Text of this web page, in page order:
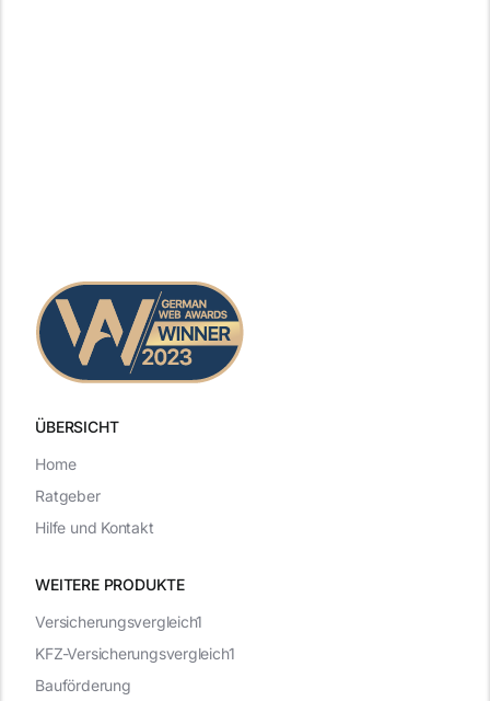
ÜBERSICHT
WEITERE PRODUKTE
Versicherungsvergleich1
KFZ-Versicherungsvergleich1
Bauförderung
Home
Ratgeber
Hilfe und Kontakt